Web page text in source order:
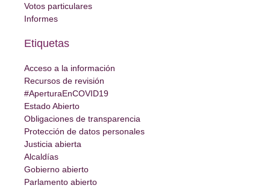
Votos particulares
Informes
Etiquetas
Acceso a la información
Recursos de revisión
#AperturaEnCOVID19
Estado Abierto
Obligaciones de transparencia
Protección de datos personales
Justicia abierta
Alcaldías
Gobierno abierto
Parlamento abierto